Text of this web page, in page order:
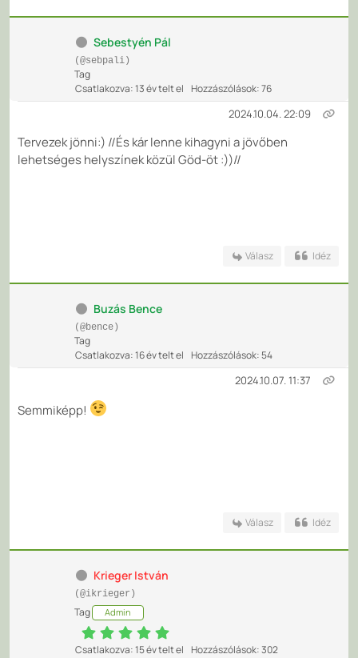
Sebestyén Pál
(@sebpali)
Tag
Csatlakozva: 13 év telt el Hozzászólások: 76
2024.10.04. 22:09
Tervezek jönni:) //És kár lenne kihagyni a jövőben
lehetséges helyszínek közül Göd-öt :))//
Válasz Idéz
Buzás Bence
(@bence)
Tag
Csatlakozva: 16 év telt el Hozzászólások: 54
2024.10.07. 11:37
Semmiképp!
Válasz Idéz
Krieger István
(@ikrieger)
Tag Admin
Csatlakozva: 15 év telt el Hozzászólások: 302